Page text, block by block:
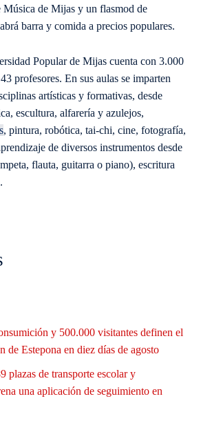
de Mijas y un flasmod de
barra y comida a precios populares.
Popular de Mijas cuenta con 3.000
profesores. En sus aulas se imparten
artísticas y formativas, desde
escultura, alfarería y azulejos,
, pintura, robótica, tai-chi, cine, fotografía,
de diversos instrumentos desde
flauta, guitarra o piano), escritura
y 500.000 visitantes definen el
de Estepona en diez días de agosto
plazas de transporte escolar y
una aplicación de seguimiento en